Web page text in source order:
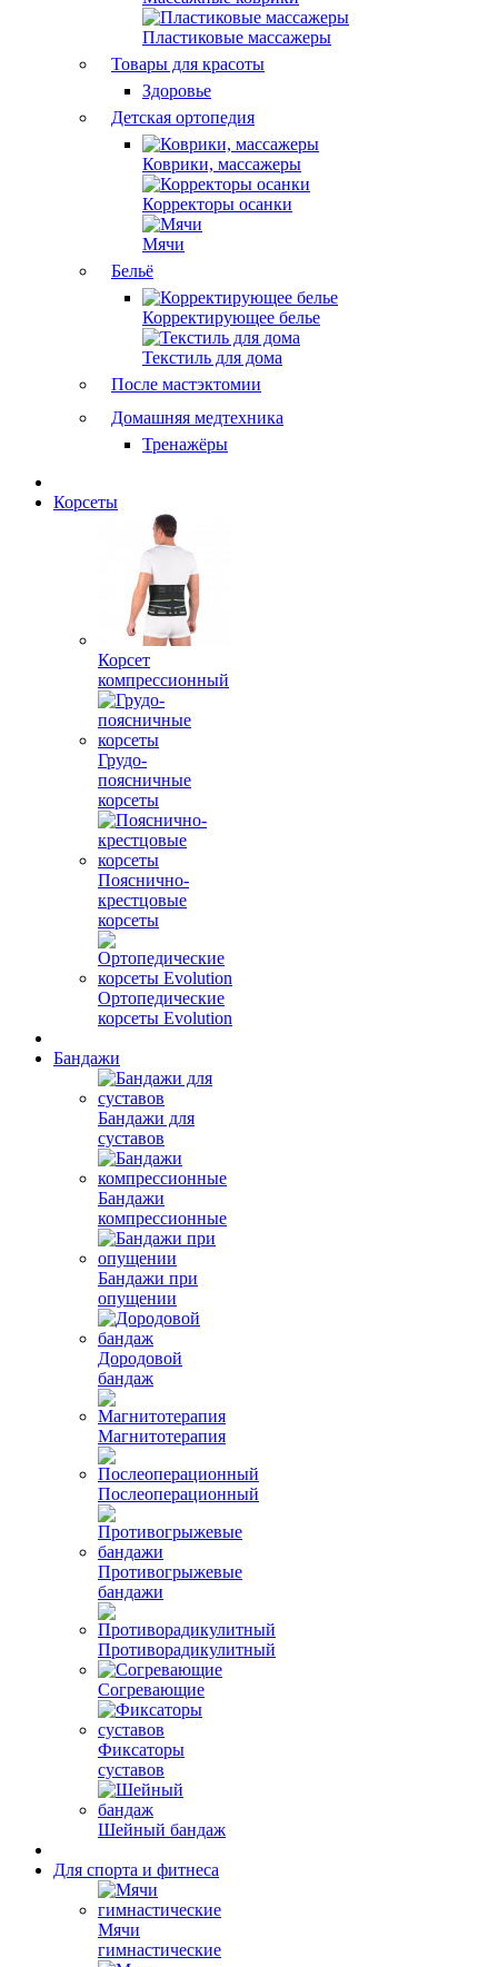
Пластиковые массажеры
Товары для красоты
Здоровье
Детская ортопедия
Коврики, массажеры
Корректоры осанки
Мячи
Бельё
Корректирующее белье
Текстиль для дома
После мастэктомии
Домашняя медтехника
Тренажёры
Корсеты
Корсет
компрессионный
Грудо-
поясничные
корсеты
Пояснично-
крестцовые
корсеты
Ортопедические
корсеты Evolution
Бандажи
Бандажи для
суставов
Бандажи
компрессионные
Бандажи при
опущении
Дородовой
бандаж
Магнитотерапия
Послеоперационный
Противогрыжевые
бандажи
Противорадикулитный
Согревающие
Фиксаторы
суставов
Шейный бандаж
Для спорта и фитнеса
Мячи
гимнастические